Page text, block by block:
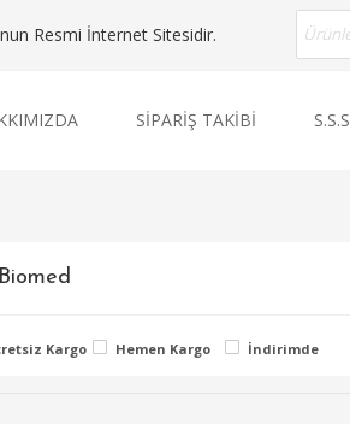
Resmi İnternet Sitesidir.
SİPARİŞ TAKİBİ S.S.S
Kargo Hemen Kargo İndirimde